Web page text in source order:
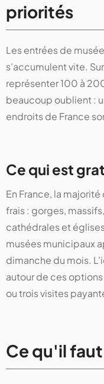
priorités
Les entrées de
s'accumulent vite.
représenter 100 à
beaucoup oublient :
endroits de France
Ce qui est
En France, la
frais : gorges,
cathédrales et
musées municipaux
dimanche du mois.
autour de ces
ou trois visites
Ce qu'il